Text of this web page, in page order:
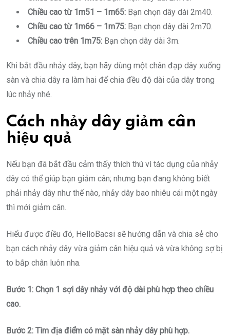
Chiều cao từ 1m51 – 1m65: Bạn chọn dây dài 2m40.
Chiều cao từ 1m66 – 1m75: Bạn chọn dây dài 2m70.
Chiều cao trên 1m75: Bạn chọn dây dài 3m.
Khi bắt đầu nhảy dây, bạn hãy dùng một chân đạp dây xuống
sàn và chia dây ra làm hai để chia đều độ dài của dây trong
lúc nhảy nhé.
Cách nhảy dây giảm cân
hiệu quả
Nếu bạn đã bắt đầu cảm thấy thích thú vì tác dụng của nhảy
dây có thể giúp bạn giảm cân; nhưng bạn đang không biết
phải nhảy dây như thế nào, nhảy dây bao nhiêu cái một ngày
thì mới giảm cân.
Hiểu được điều đó, HelloBacsi sẽ hướng dẫn và chia sẻ cho
bạn cách nhảy dây vừa giảm cân hiệu quả và vừa không sợ bị
to bắp chân luôn nha.
Bước 1: Chọn 1 sợi dây nhảy với độ dài phù hợp theo chiều
cao.
Bước 2: Tìm địa điểm có mặt sàn nhảy dây phù hợp.